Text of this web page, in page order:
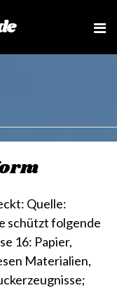
e
Quelle:
schützt folgende
16: Papier,
Materialien,